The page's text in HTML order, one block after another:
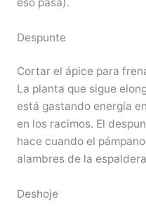
Despunte
Cortar el ápice para
La planta que sigue
está gastando energía
en los racimos. El
hace cuando el
alambres de la
Deshoje